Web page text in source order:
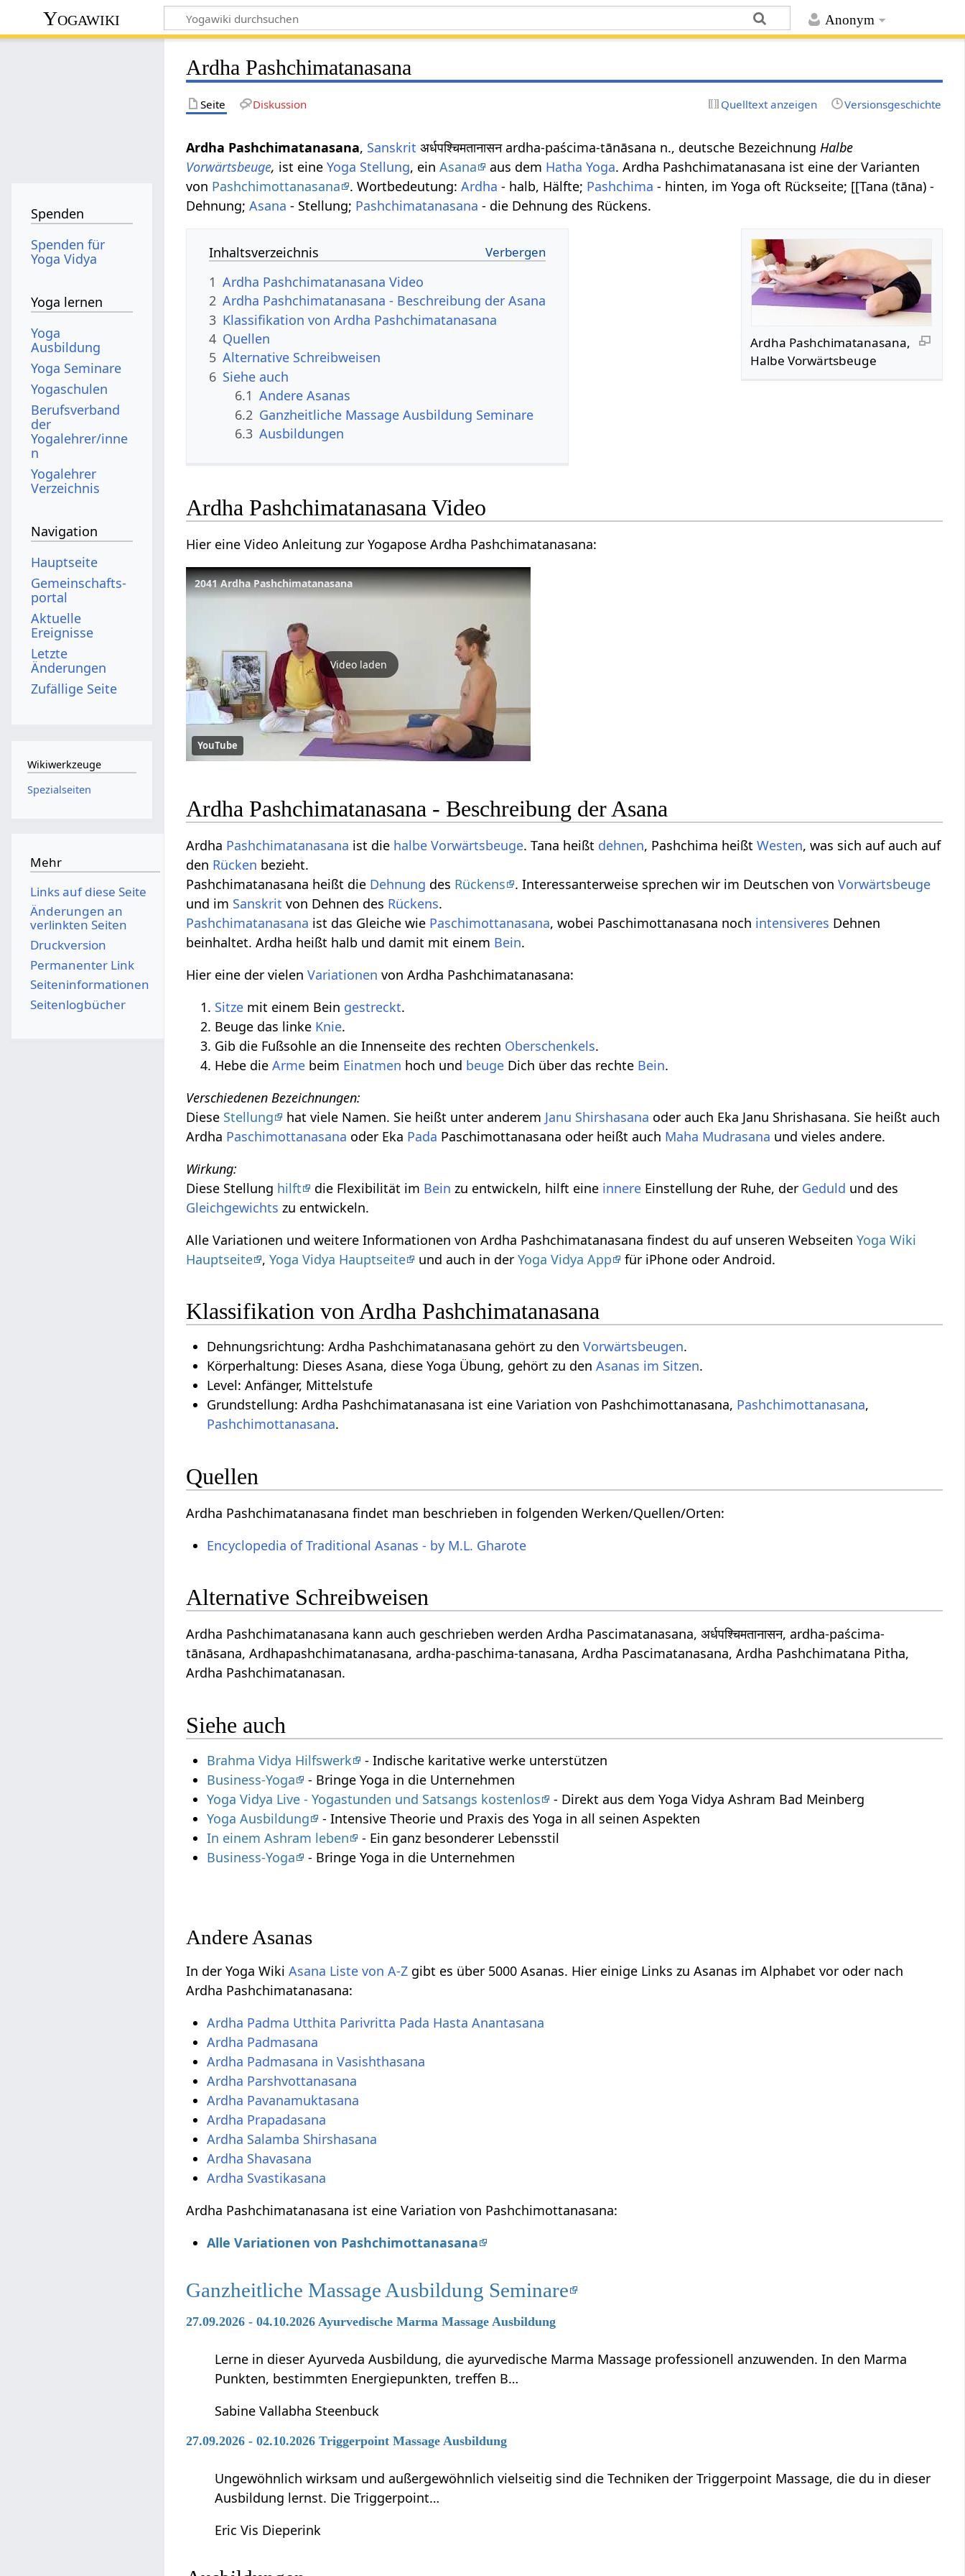
Anonym
Yogawiki
Ardha Pashchimatanasana
Seite Diskussion Quelltext anzeigen Versionsgeschichte
Ardha Pashchimatanasana, Sanskrit अर्धपश्चिमतानासन ardha-paścima-tānāsana n., deutsche Bezeichnung Halbe
Vorwärtsbeuge, ist eineYoga Stellung, einAsana aus dem Hatha Yoga. Ardha Pashchimatanasana ist eine der Varianten
von Pashchimottanasana . Wortbedeutung:Ardha - halb, Hälfte; Pashchima - hinten, im Yoga oft Rückseite; [[Tana (tāna) -
Dehnung;Asana - Stellung; Pashchimatanasana - die Dehnung des Rückens.
Ardha Pashchimatanasana,
Halbe Vorwärtsbeuge
Inhaltsverzeichnis
1 Ardha Pashchimatanasana Video
2 Ardha Pashchimatanasana - Beschreibung der Asana
3 Klassifikation von Ardha Pashchimatanasana
4 Quellen
5 Alternative Schreibweisen
6 Siehe auch
6.1 Andere Asanas
6.2 Ganzheitliche Massage Ausbildung Seminare
6.3 Ausbildungen
Ardha Pashchimatanasana Video
Hier eine Video Anleitung zur Yogapose Ardha Pashchimatanasana:
2041 Ardha Pashchimatanasana
Video laden
YouTube
Ardha Pashchimatanasana - Beschreibung der Asana
Ardha Pashchimatanasana ist die halbe Vorwärtsbeuge. Tana heißt dehnen, Pashchima heißtWesten, was sich auf auch auf
den Rücken bezieht.
Pashchimatanasana heißt die Dehnung des Rückens . Interessanterweise sprechen wir im Deutschen vonVorwärtsbeuge
und im Sanskrit von Dehnen des Rückens.
Pashchimatanasana ist das Gleiche wie Paschimottanasana, wobei Paschimottanasana noch intensiveres Dehnen
beinhaltet. Ardha heißt halb und damit mit einem Bein.
Hier eine der vielenVariationen von Ardha Pashchimatanasana:
Sitze mit einem Bein gestreckt.
Beuge das linke Knie.
Gib die Fußsohle an die Innenseite des rechten Oberschenkels.
Hebe dieArme beim Einatmen hoch und beuge Dich über das rechte Bein.
Verschiedenen Bezeichnungen:
Diese Stellung hat viele Namen. Sie heißt unter anderem Janu Shirshasana oder auch Eka Janu Shrishasana. Sie heißt auch
Ardha Paschimottanasana oder Eka Pada Paschimottanasana oder heißt auch Maha Mudrasana und vieles andere.
Wirkung:
Diese Stellung hilft die Flexibilität im Bein zu entwickeln, hilft eine innere Einstellung der Ruhe, der Geduld und des
Gleichgewichts zu entwickeln.
Alle Variationen und weitere Informationen von Ardha Pashchimatanasana findest du auf unseren WebseitenYoga Wiki
Hauptseite ,Yoga Vidya Hauptseite und auch in derYoga Vidya App für iPhone oder Android.
Klassifikation von Ardha Pashchimatanasana
Dehnungsrichtung: Ardha Pashchimatanasana gehört zu denVorwärtsbeugen.
Körperhaltung: Dieses Asana, diese Yoga Übung, gehört zu denAsanas im Sitzen.
Level: Anfänger, Mittelstufe
Grundstellung: Ardha Pashchimatanasana ist eine Variation von Pashchimottanasana, Pashchimottanasana,
Pashchimottanasana.
Quellen
Ardha Pashchimatanasana findet man beschrieben in folgenden Werken/Quellen/Orten:
Encyclopedia of Traditional Asanas - by M.L. Gharote
Alternative Schreibweisen
Ardha Pashchimatanasana kann auch geschrieben werden Ardha Pascimatanasana, अर्धपश्चिमतानासन, ardha-paścima-
tānāsana, Ardhapashchimatanasana, ardha-paschima-tanasana, Ardha Pascimatanasana, Ardha Pashchimatana Pitha,
Ardha Pashchimatanasan.
Siehe auch
Brahma Vidya Hilfswerk
- Indische karitative werke unterstützen
Business-Yoga
- Bringe Yoga in die Unternehmen
Yoga Vidya Live - Yogastunden und Satsangs kostenlos
- Direkt aus dem Yoga Vidya Ashram Bad Meinberg
Yoga Ausbildung
- Intensive Theorie und Praxis des Yoga in all seinen Aspekten
In einem Ashram leben
- Ein ganz besonderer Lebensstil
Business-Yoga
- Bringe Yoga in die Unternehmen
Andere Asanas
In der Yoga WikiAsana Liste von A-Z gibt es über 5000 Asanas. Hier einige Links zu Asanas im Alphabet vor oder nach
Ardha Pashchimatanasana:
Ardha Padma Utthita Parivritta Pada Hasta Anantasana
Ardha Padmasana
Ardha Padmasana in Vasishthasana
Ardha Parshvottanasana
Ardha Pavanamuktasana
Ardha Prapadasana
Ardha Salamba Shirshasana
Ardha Shavasana
Ardha Svastikasana
Ardha Pashchimatanasana ist eine Variation von Pashchimottanasana:
Alle Variationen von Pashchimottanasana
Ganzheitliche Massage Ausbildung Seminare
27.09.2026 - 04.10.2026 Ayurvedische Marma Massage Ausbildung
Lerne in dieser Ayurveda Ausbildung, die ayurvedische Marma Massage professionell anzuwenden. In den Marma
Punkten, bestimmten Energiepunkten, treffen B…
Sabine Vallabha Steenbuck
27.09.2026 - 02.10.2026 Triggerpoint Massage Ausbildung
Ungewöhnlich wirksam und außergewöhnlich vielseitig sind die Techniken der Triggerpoint Massage, die du in dieser
Ausbildung lernst. Die Triggerpoint…
Eric Vis Dieperink
Spenden
Spenden für
Yoga Vidya
Yoga lernen
Yoga
Ausbildung
Yoga Seminare
Yogaschulen
Berufsverband
der
Yogalehrer/inne
n
Yogalehrer
Verzeichnis
Navigation
Hauptseite
Gemeinschafts­
portal
Aktuelle
Ereignisse
Letzte
Änderungen
Zufällige Seite
Wikiwerkzeuge
Spezialseiten
Mehr
Links auf diese Seite
Änderungen an
verlinkten Seiten
Druckversion
Permanenter Link
Seiten­­informationen
Seitenlogbücher